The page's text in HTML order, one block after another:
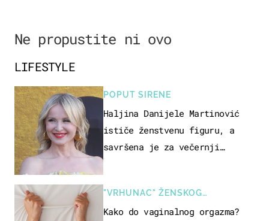
Ne propustite ni ovo
LIFESTYLE
POPUT SIRENE
Haljina Danijele Martinović
ističe ženstvenu figuru, a
savršena je za večernji
"VRHUNAC" ŽENSKOG
SEKSUALNOG ISKUSTVA
Kako do vaginalnog orgazma?